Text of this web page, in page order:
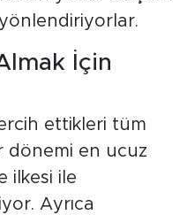
İçin
ettikleri tüm
dönemi en ucuz
ilkesi ile
Ayrıca